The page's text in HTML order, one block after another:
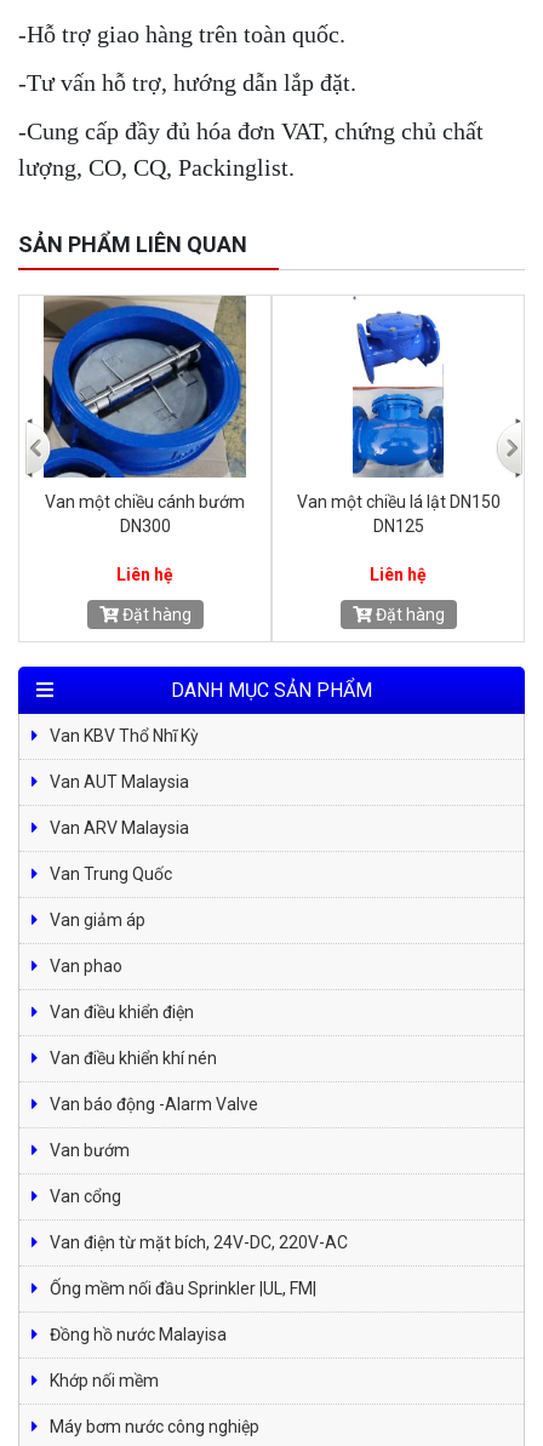
-Hỗ trợ giao hàng trên toàn quốc.
-Tư vấn hỗ trợ, hướng dẫn lắp đặt.
-Cung cấp đầy đủ hóa đơn VAT, chứng chủ chất
lượng, CO, CQ, Packinglist.
SẢN PHẨM LIÊN QUAN
Van một chiều lá lật DN300
DN350
Liên hệ
Đặt hàng
Van một chiều cánh bướm
DN100
Liên hệ
Đặt hàng
DANH MỤC SẢN PHẨM
Van KBV Thổ Nhĩ Kỳ
Van AUT Malaysia
Van ARV Malaysia
Van Trung Quốc
Van giảm áp
Van phao
Van điều khiển điện
Van điều khiển khí nén
Van báo động -Alarm Valve
Van bướm
Van cổng
Van điện từ mặt bích, 24V-DC, 220V-AC
Ống mềm nối đầu Sprinkler |UL, FM|
Đồng hồ nước Malayisa
Khớp nối mềm
Máy bơm nước công nghiệp